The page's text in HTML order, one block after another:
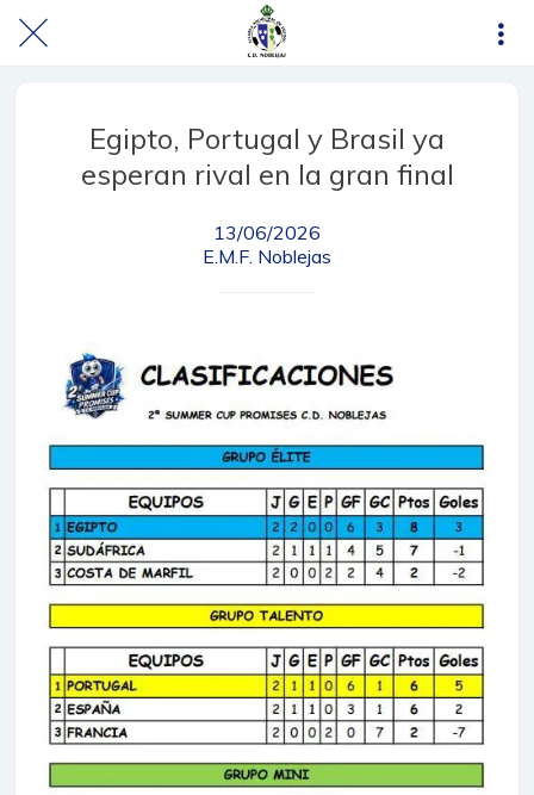
Egipto, Portugal y Brasil ya
esperan rival en la gran final
13/06/2026
E.M.F. Noblejas